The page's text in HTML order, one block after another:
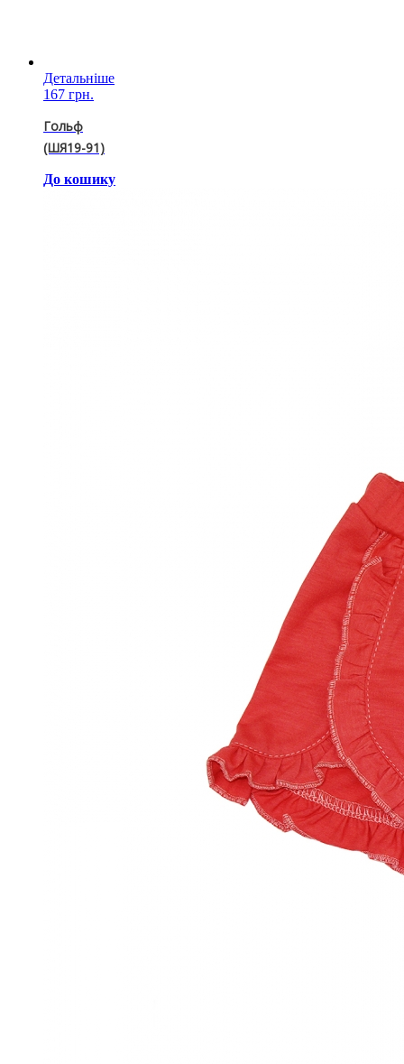
Детальніше
167 грн.
Гольф
(ШЯ19-91)
До кошику